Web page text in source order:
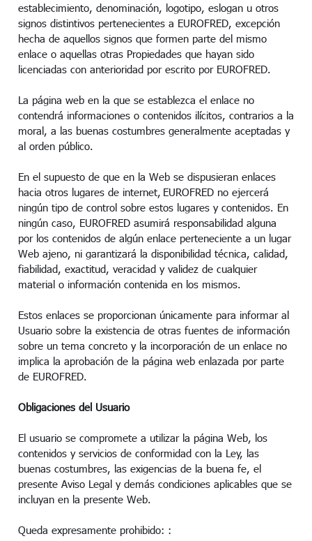
establecimiento, denominación, logotipo, eslogan u otros
signos distintivos pertenecientes a EUROFRED, excepción
hecha de aquellos signos que formen parte del mismo
enlace o aquellas otras Propiedades que hayan sido
licenciadas con anterioridad por escrito por EUROFRED.
La página web en la que se establezca el enlace no
contendrá informaciones o contenidos ilícitos, contrarios a la
moral, a las buenas costumbres generalmente aceptadas y
al orden público.
En el supuesto de que en la Web se dispusieran enlaces
hacia otros lugares de internet, EUROFRED no ejercerá
ningún tipo de control sobre estos lugares y contenidos. En
ningún caso, EUROFRED asumirá responsabilidad alguna
por los contenidos de algún enlace perteneciente a un lugar
Web ajeno, ni garantizará la disponibilidad técnica, calidad,
fiabilidad, exactitud, veracidad y validez de cualquier
material o información contenida en los mismos.
Estos enlaces se proporcionan únicamente para informar al
Usuario sobre la existencia de otras fuentes de información
sobre un tema concreto y la incorporación de un enlace no
implica la aprobación de la página web enlazada por parte
de EUROFRED.
Obligaciones del Usuario
El usuario se compromete a utilizar la página Web, los
contenidos y servicios de conformidad con la Ley, las
buenas costumbres, las exigencias de la buena fe, el
presente Aviso Legal y demás condiciones aplicables que se
incluyan en la presente Web.
Queda expresamente prohibido: :